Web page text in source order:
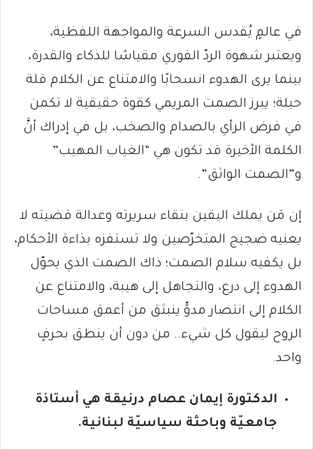
في عالمٍ يُقدس السرعة والمواجهة اللفظية،
ويعتبر شهوة الردّ الفوري مقياسًا للذكاء والقدرة،
بينما يرى الهدوء انسحابًا والامتناع عن الكلام قلة
حيلة؛ يبرز الصمت المريمي كقوة حقيقية لا تكمن
في فرض الرأي بالصدام والصخب، بل في إدراك أنَّ
الكلمة الأخيرة قد تكون هي “الغياب المهيب”
و”الصمت الواثق”.
إن مَن يملك اليقين بنقاء سريرته وعدالة قضيته لا
يعنيه ضجيج المتخرّصين ولا تستفزه بذاءة الأحكام،
بل يكفيه سلام الصمت؛ ذاك الصمت الذي يحوّل
الهدوء إلى درع، والتجاهل إلى هيبة، والامتناع عن
الكلام إلى انتصار مدوٍّ ينبثق من أعمق مساحات
الروح ليقول كل شيء.. من دون أن ينطق بحرفٍ
واحد.
الدكتورة إيمان عصام درنيقة هي أستاذة
جامعيّة وباحثة سياسيّة لبنانية.